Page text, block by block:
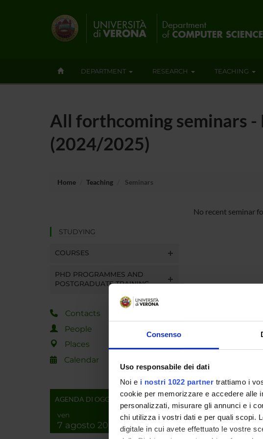
Consenso
Uso responsabile dei dati
Noi e i nostri 1022 partner trattiamo i
cookie per memorizzare e accedere alle
personalizzati, misurare gli annunci e i
chi utilizza i vostri dati e per quali scopi.
digitale in cui avete effettuato le vostre
DEPARTMENT RESEARCH TEACHING
All forthcoming seminars
(2024/2025)
Home Teaching Seminars
STUDYING
COURSES
PHD PROGRAMMES AND
POSTGRADUATE TRAINING
Contacts
People
Places
Calendar
AGENDA DI OGGI
ven
7 agosto 2026
No recent seminar